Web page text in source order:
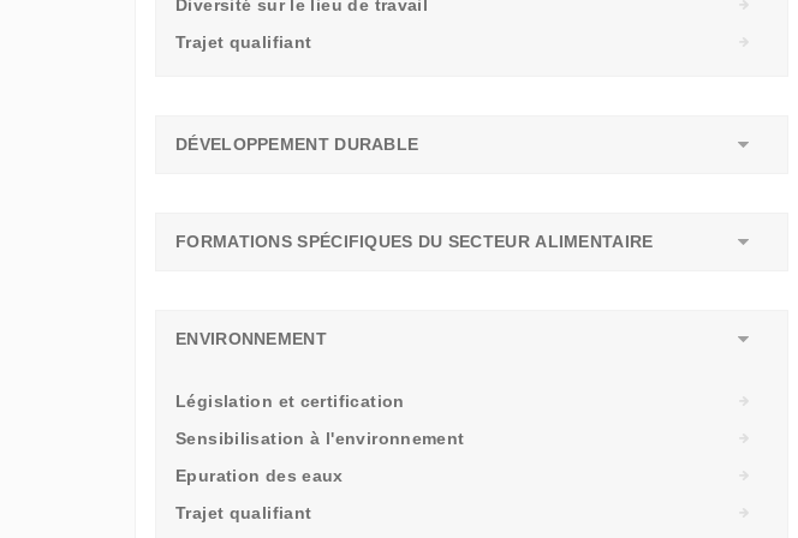
Diversité sur le lieu de travail
Trajet qualifiant
DÉVELOPPEMENT DURABLE
FORMATIONS SPÉCIFIQUES DU SECTEUR ALIMENTAIRE
ENVIRONNEMENT
Législation et certification
Sensibilisation à l'environnement
Epuration des eaux
Trajet qualifiant